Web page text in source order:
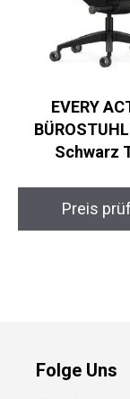
EVERY
Schwarz
Preis
Folge Uns